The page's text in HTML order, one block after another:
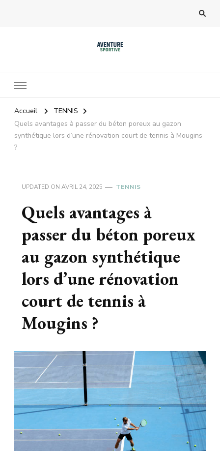
Accueil
TENNIS
Quels avantages à passer du béton poreux au gazon
synthétique lors d’une rénovation court de tennis à Mougins
?
UPDATED ON AVRIL 24, 2025 TENNIS
Quels avantages à
passer du béton poreux
au gazon synthétique
lors d’une rénovation
court de tennis à
Mougins ?